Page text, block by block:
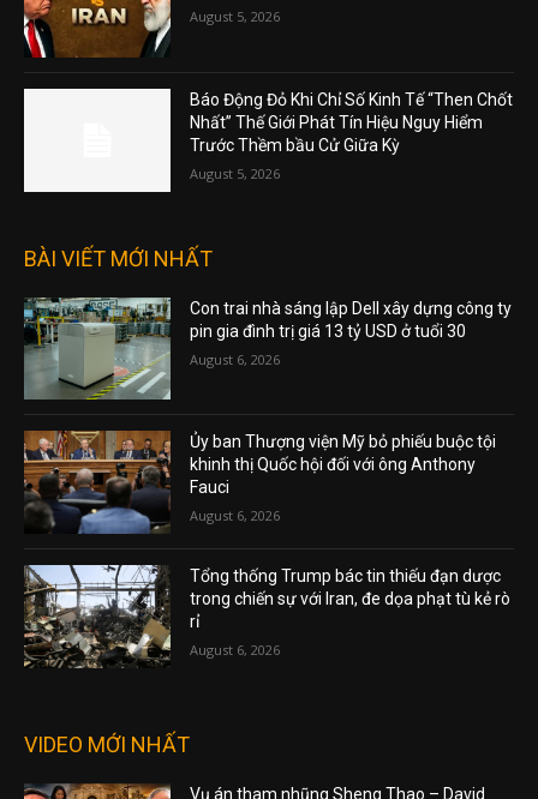
August 5, 2026
Báo Động Đỏ Khi Chỉ Số Kinh Tế “Then Chốt
Nhất” Thế Giới Phát Tín Hiệu Nguy Hiểm
Trước Thềm bầu Cử Giữa Kỳ
August 5, 2026
BÀI VIẾT MỚI NHẤT
Con trai nhà sáng lập Dell xây dựng công ty
pin gia đình trị giá 13 tỷ USD ở tuổi 30
August 6, 2026
Ủy ban Thượng viện Mỹ bỏ phiếu buộc tội
khinh thị Quốc hội đối với ông Anthony
Fauci
August 6, 2026
Tổng thống Trump bác tin thiếu đạn dược
trong chiến sự với Iran, đe dọa phạt tù kẻ rò
rỉ
August 6, 2026
VIDEO MỚI NHẤT
Vụ án tham nhũng Sheng Thao – David